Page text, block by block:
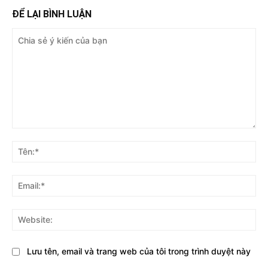
ĐỂ LẠI BÌNH LUẬN
sẻ
của
Lưu tên, email và trang web của tôi trong trình duyệt này